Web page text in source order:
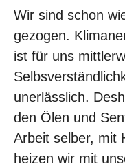
Wir sind schon
gezogen.
ist für uns
unerlässlich.
den Ölen und
Arbeit selber, mit
heizen wir mit